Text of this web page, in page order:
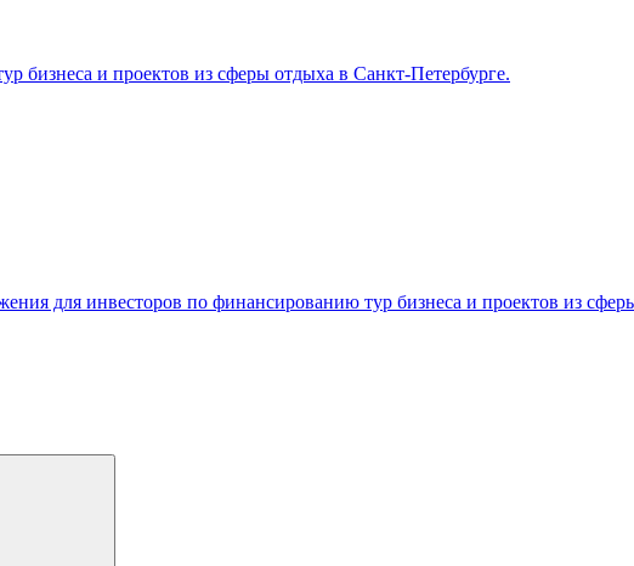
бизнеса и проектов из сферы отдыха в Санкт-Петербурге.
для инвесторов по финансированию тур бизнеса и проектов из